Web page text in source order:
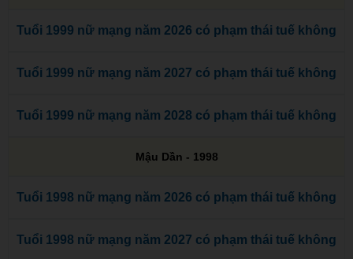
Tuổi 1999 nữ mạng năm 2026 có phạm thái tuế không
Tuổi 1999 nữ mạng năm 2027 có phạm thái tuế không
Tuổi 1999 nữ mạng năm 2028 có phạm thái tuế không
Mậu Dần - 1998
Tuổi 1998 nữ mạng năm 2026 có phạm thái tuế không
Tuổi 1998 nữ mạng năm 2027 có phạm thái tuế không